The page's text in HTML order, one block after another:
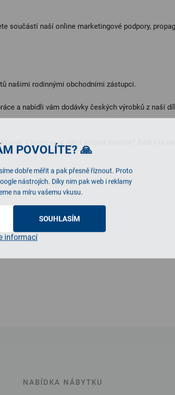
POVOLÍTE? 🙏
dobře měřit a pak přesně říznout. Proto
nástrojích. Díky nim pak web i reklamy
na míru vašemu vkusu.
SOUHLASÍM
informací
součástí naší online marketingové podpory,
našimi rodinnými obchodními zástupci.
a nabídli vám dodávky českých výrobků z naší
Chcete se s námi poznat osobně? Rádi vás
NABÍDKA NÁBYTKU